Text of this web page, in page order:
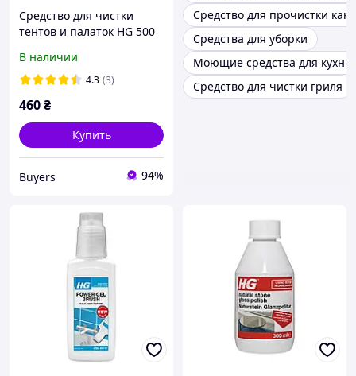
Средство для чистки
тентов и палаток HG 500
В наличии
4.3 (3)
460₴
Купить
Buyers 94%
Средство для прочистки
Средства для уборки
Моющие средства для кухни
Средство для чистки гриля